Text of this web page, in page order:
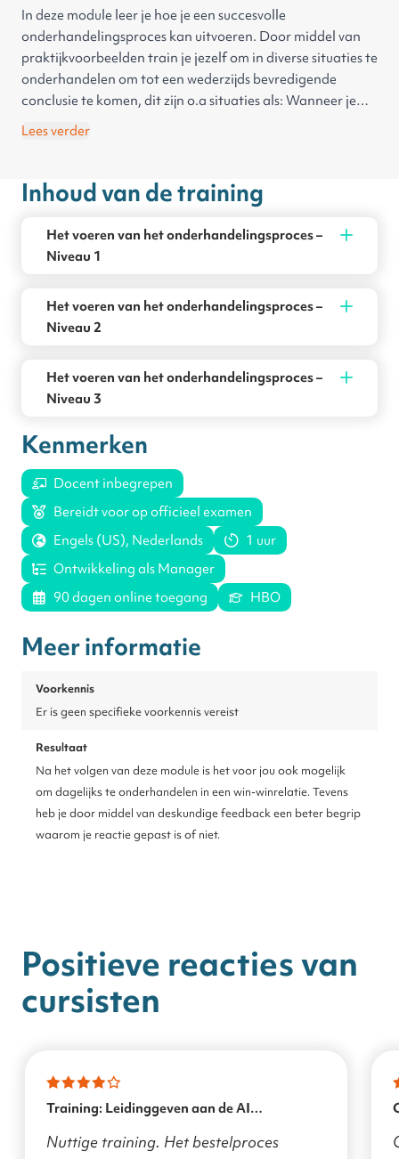
In deze module leer je hoe je een succesvolle
onderhandelingsproces kan uitvoeren. Door middel van
praktijkvoorbeelden train je jezelf om in diverse situaties te
onderhandelen om tot een wederzijds bevredigende
conclusie te komen, dit zijn o.a situaties als: Wanneer je
niet aan het verzoek kunt voldoen of wanneer er
Lees verder
Inhoud van de training
Het voeren van het onderhandelingsproces –
Niveau 1
Het voeren van het onderhandelingsproces –
Niveau 2
Het voeren van het onderhandelingsproces –
Niveau 3
Kenmerken
Docent inbegrepen
Bereidt voor op officieel examen
Engels (US), Nederlands
1 uur
Ontwikkeling als Manager
90 dagen online toegang
HBO
Meer informatie
Voorkennis
Er is geen specifieke voorkennis vereist
Resultaat
Na het volgen van deze module is het voor jou ook mogelijk
om dagelijks te onderhandelen in een win-winrelatie. Tevens
heb je door middel van deskundige feedback een beter begrip
waarom je reactie gepast is of niet.
Positieve reacties van
cursisten
Training: Leidinggeven aan de AI
Nuttige training. Het bestelproces